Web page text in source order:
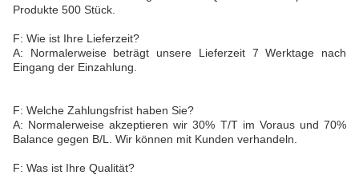
Produkte 500 Stück.
F: Wie ist Ihre Lieferzeit?
A: Normalerweise beträgt unsere Lieferzeit 7 Werktage nach
Eingang der Einzahlung.
F: Welche Zahlungsfrist haben Sie?
A: Normalerweise akzeptieren wir 30% T/T im Voraus und 70%
Balance gegen B/L. Wir können mit Kunden verhandeln.
F: Was ist Ihre Qualität?